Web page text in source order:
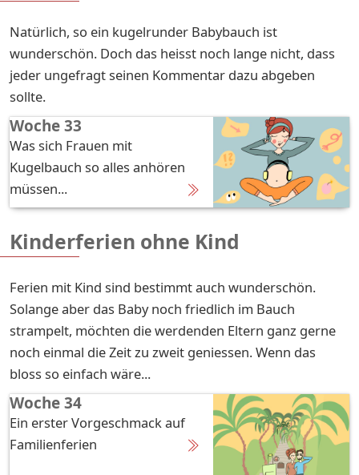
Natürlich, so ein kugelrunder Babybauch ist
wunderschön. Doch das heisst noch lange nicht, dass
jeder ungefragt seinen Kommentar dazu abgeben
sollte.
Woche 33
Was sich Frauen mit
Kugelbauch so alles anhören
müssen...
Kinderferien ohne Kind
Ferien mit Kind sind bestimmt auch wunderschön.
Solange aber das Baby noch friedlich im Bauch
strampelt, möchten die werdenden Eltern ganz gerne
noch einmal die Zeit zu zweit geniessen. Wenn das
bloss so einfach wäre...
Woche 34
Ein erster Vorgeschmack auf
Familienferien